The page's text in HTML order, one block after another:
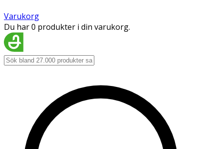
Varukorg
Du har 0 produkter i din varukorg.